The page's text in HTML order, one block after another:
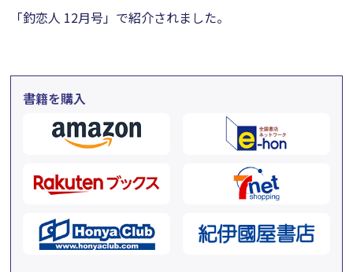
「釣恋人 12月号」で紹介されました。
書籍を購入